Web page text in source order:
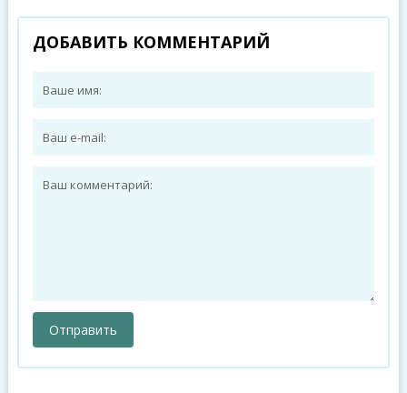
ДОБАВИТЬ КОММЕНТАРИЙ